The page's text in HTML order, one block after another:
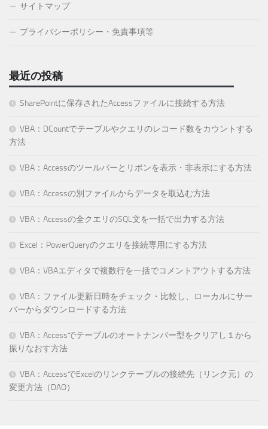
サイトマップ
プライバシーポリシー・免責事項等
最近の投稿
SharePointに保存されたAccessファイルに接続する方法
VBA：DCountでテーブルやクエリのレコード数をカウントする
方法
VBA：Accessのツールバーとリボンを表示・非表示にする方法
VBA：Accessの別ファイルからデータを取込む方法
VBA：Accessの全クエリのSQL文を一括で出力する方法
Excel：PowerQueryのクエリを接続専用にする方法
VBA：VBAエディタで複数行を一括でコメントアウトする方法
VBA：ファイル更新日時をチェック・比較し、ローカルにサー
バーからダウンロードする方法
VBA：Accessでテーブルのオートナンバー型をクリアし１から
振りなおす方法
VBA：AccessでExcelのリンクテーブルの接続先（リンク元）の
変更方法（DAO）